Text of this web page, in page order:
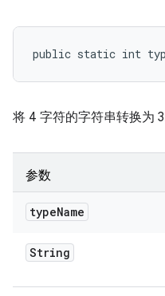
public static int
将 4 字符的字符串转换为
参数
typeName
String